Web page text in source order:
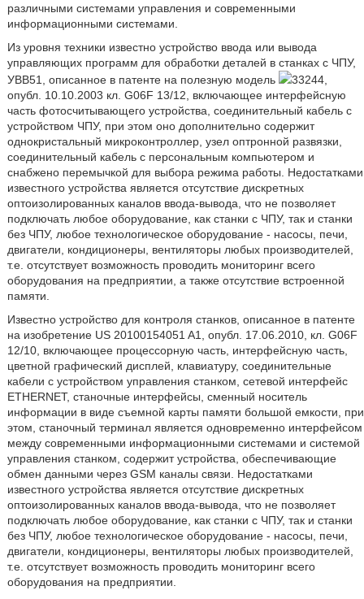
различными системами управления и современными
информационными системами.
Из уровня техники известно устройство ввода или вывода
управляющих программ для обработки деталей в станках с ЧПУ,
УВВ51, описанное в патенте на полезную модель
33244,
опубл. 10.10.2003 кл. G06F 13/12, включающее интерфейсную
часть фотосчитывающего устройства, соединительный кабель с
устройством ЧПУ, при этом оно дополнительно содержит
однокристальный микроконтроллер, узел оптронной развязки,
соединительный кабель с персональным компьютером и
снабжено перемычкой для выбора режима работы. Недостатками
известного устройства является отсутствие дискретных
оптоизолированных каналов ввода-вывода, что не позволяет
подключать любое оборудование, как станки с ЧПУ, так и станки
без ЧПУ, любое технологическое оборудование - насосы, печи,
двигатели, кондиционеры, вентиляторы любых производителей,
т.е. отсутствует возможность проводить мониторинг всего
оборудования на предприятии, а также отсутствие встроенной
памяти.
Известно устройство для контроля станков, описанное в патенте
на изобретение US 20100154051 A1, опубл. 17.06.2010, кл. G06F
12/10, включающее процессорную часть, интерфейсную часть,
цветной графический дисплей, клавиатуру, соединительные
кабели с устройством управления станком, сетевой интерфейс
ETHERNET, станочные интерфейсы, сменный носитель
информации в виде съемной карты памяти большой емкости, при
этом, станочный терминал является одновременно интерфейсом
между современными информационными системами и системой
управления станком, содержит устройства, обеспечивающие
обмен данными через GSM каналы связи. Недостатками
известного устройства является отсутствие дискретных
оптоизолированных каналов ввода-вывода, что не позволяет
подключать любое оборудование, как станки с ЧПУ, так и станки
без ЧПУ, любое технологическое оборудование - насосы, печи,
двигатели, кондиционеры, вентиляторы любых производителей,
т.е. отсутствует возможность проводить мониторинг всего
оборудования на предприятии.